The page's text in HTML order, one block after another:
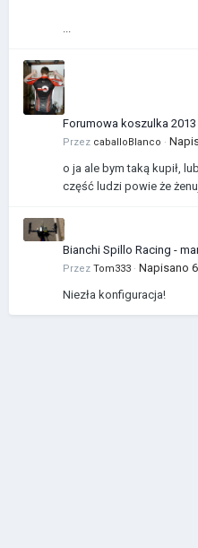
...
Forumowa koszulka 2013
Przez caballoBlanco ·
o ja ale bym taką kupił,
część ludzi powie że
Bianchi
Przez Tom333 · Napisano
Niezła konfiguracja!